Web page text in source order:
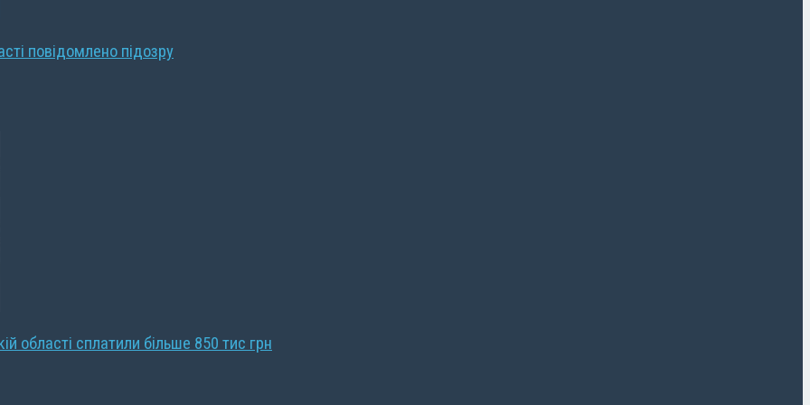
повідомлено підозру
області сплатили більше 850 тис грн